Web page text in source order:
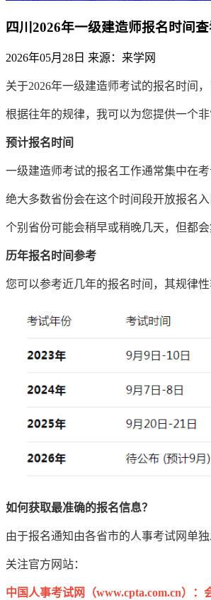
四川2026年一级建造师报名时间查
2026年05月28日 来源：来学网
关于2026年一级建造师考试的报名时间，
根据往年的规律，我可以为您提供一个
预计报名时间
一级建造师考试的报名工作通常集中在
绝大多数省份会在这个时间段开放报名入
个别省份可能会稍早或稍晚几天，但都会
历年报名时间参考
您可以参考近几年的报名时间，其规律性
如何获取最准确的报名信息？
由于报名通知由各省市的人事考试网单
关注官方网站：
中国人事考试网（www.cpta.com.cn）：